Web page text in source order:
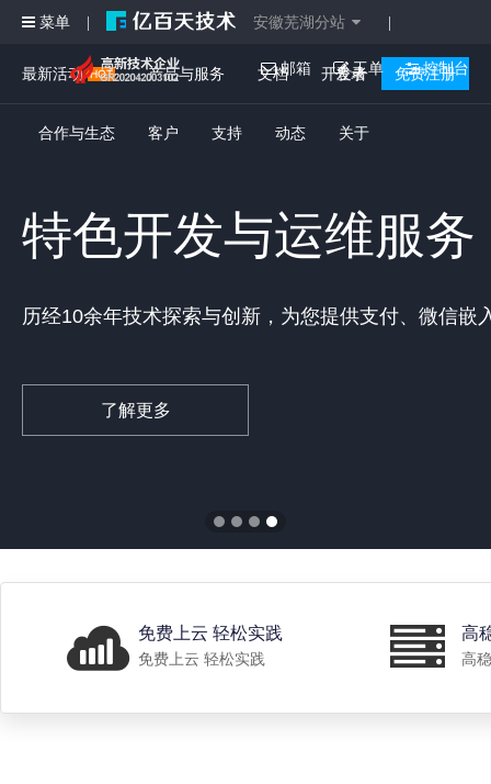
特色开发与运维服务
历经10余年技术探索与创新，为您提供支付、微信
了解更多
最新活动 产品与服务 文档 开发者
合作与生态 客户 支持 动态 关于
登录 免费注册
菜单 安徽芜湖分站
邮箱 工单 控制台
免费上云 轻松实践
免费上云 轻松实践
高
高